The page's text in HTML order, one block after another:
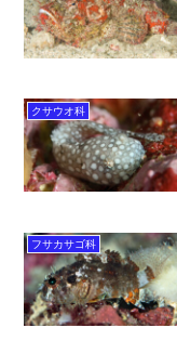
クサウオ科
フサカサゴ科